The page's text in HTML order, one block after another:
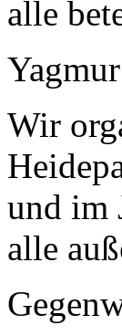
alle
Wir
und im
alle